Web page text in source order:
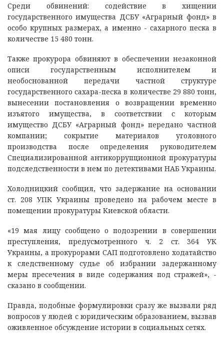
Среди обвинений: содействие в хищении
государственного имущества ДСБУ «Аграрный фонд» в
особо крупных размерах, а именно - сахарного песка в
количестве 15 480 тонн.
Также прокурора обвиняют в обеспечении незаконной
описи государственным исполнителем и
необоснованной передачи частной структуре
государственного сахара-песка в количестве 29 880 тонн,
вынесении постановления о возвращении временно
изъятого имущества, в соответствии с которым
имущество ДСБУ «Аграрный фонд» передано частной
компании; сокрытие материалов уголовного
производства после определения руководителем
Специализированной антикоррупционной прокуратуры
подследственности в нем по детективами НАБ Украины.
Холодницкий сообщил, что задержание на основании
ст. 208 УПК Украины проведено на рабочем месте в
помещении прокуратуры Киевской области.
«19 мая лицу сообщено о подозрении в совершении
преступления, предусмотренного ч. 2 ст. 364 УК
Украины, а прокурорами САП подготовлено ходатайство
к следственному судье об избрании задержанному
меры пресечения в виде содержания под стражей», -
сказано в сообщении.
Правда, подобные формулировки сразу же вызвали ряд
вопросов у людей с юридическим образованием, вызвав
оживленное обсуждение истории в социальных сетях.